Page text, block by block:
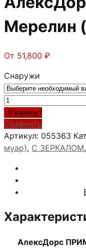
Мерелин
От 51,800 ₽
Снаружи
Количество
товара
АлексДорс
ПРИМА
Мерелин
муар)
В корзину
Сравнить
Артикул: 055363
муар), С ЗЕРКАЛОМ,
АлексДорс